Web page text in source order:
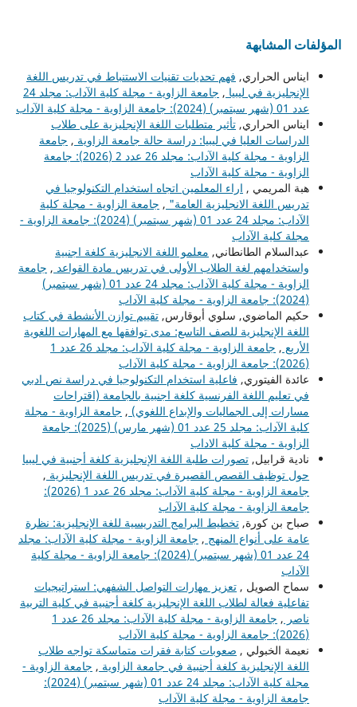
المؤلفات المشابهة
ايناس الحراري, فهم تحديات تقنيات الاستنباط في تدريس اللغة
الإنجليزية في ليبيا ,
جامعة الزاوية - مجلة كلية الآداب: مجلد 24
عدد 01 (شهر سبتمبر) (2024): جامعة الزاوية - مجلة كلية الآداب
ايناس الحراري, تأثير متطلبات اللغة الإنجليزية على طلاب
الدراسات العليا في ليبيا: دراسة حالة جامعة الزاوية , جامعة
الزاوية - مجلة كلية الآداب: مجلد 26 عدد 2 (2026): جامعة
الزاوية - مجلة كلية الآداب
هبة المريمي , اراء المعلمين اتجاه استخدام التكنولوجيا في
تدريس اللغة الانجليزية العامة" , جامعة الزاوية - مجلة كلية
الآداب: مجلد 24 عدد 01 (شهر سبتمبر) (2024): جامعة الزاوية -
مجلة كلية الآداب
عبدالسلام الطانطاني, معلمو اللغة الانجليزية كلغة اجنبية
واستخدامهم لغة الطلاب الأولى في تدريس مادة القواعد , جامعة
الزاوية - مجلة كلية الآداب: مجلد 24 عدد 01 (شهر سبتمبر)
(2024): جامعة الزاوية - مجلة كلية الآداب
حكيم الماضوي, سلوي أبوقارس, تقييم توازن الأنشطة في كتاب
اللغة الإنجليزية للصف التاسع: مدى توافقها مع المهارات اللغوية
الأربع ,
جامعة الزاوية - مجلة كلية الآداب: مجلد 26 عدد 1
(2026): جامعة الزاوية - مجلة كلية الآداب
عائدة الفيتوري, فاعلية استخدام التكنولوجيا في دراسة نص ادبي
في تعليم اللغة الفرنسية كلغة اجنبية بالجامعة (اقتراحات
مسارات إلى الجماليات والإبداع اللغوي) , جامعة الزاوية - مجلة
كلية الآداب: مجلد 25 عدد 01 (شهر مارس) (2025): جامعة
الزاوية - مجلة كلية الاداب
نادية قرابيل, تصورات طلبة اللغة الإنجليزية كلغة أجنبية في ليبيا
حول توظيف القصص القصيرة في تدريس اللغة الإنجليزية ,
جامعة الزاوية - مجلة كلية الآداب: مجلد 26 عدد 1 (2026):
جامعة الزاوية - مجلة كلية الآداب
صباح بن كورة, تخطيط البرامج التدريسية للغة الإنجليزية: نظرة
عامة على أنواع المنهج , جامعة الزاوية - مجلة كلية الآداب: مجلد
24 عدد 01 (شهر سبتمبر) (2024): جامعة الزاوية - مجلة كلية
الآداب
سماح الصويل , تعزيز مهارات التواصل الشفهي: استراتيجيات
تفاعلية فعالة لطلاب اللغة الإنجليزية كلغة أجنبية في كلية التربية
ناصر ,
جامعة الزاوية - مجلة كلية الآداب: مجلد 26 عدد 1
(2026): جامعة الزاوية - مجلة كلية الآداب
نعيمة الخبولي , صعوبات كتابة فقرات متماسكة تواجه طلاب
اللغة الإنجليزية كلغة أجنبية في جامعة الزاوية , جامعة الزاوية -
مجلة كلية الآداب: مجلد 24 عدد 01 (شهر سبتمبر) (2024):
جامعة الزاوية - مجلة كلية الآداب